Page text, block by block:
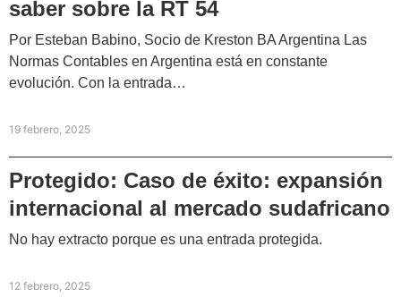
saber sobre la RT 54
Por Esteban Babino, Socio de Kreston BA Argentina Las
Normas Contables en Argentina está en constante
evolución. Con la entrada…
19 febrero, 2025
Protegido: Caso de éxito: expansión
internacional al mercado sudafricano
No hay extracto porque es una entrada protegida.
12 febrero, 2025